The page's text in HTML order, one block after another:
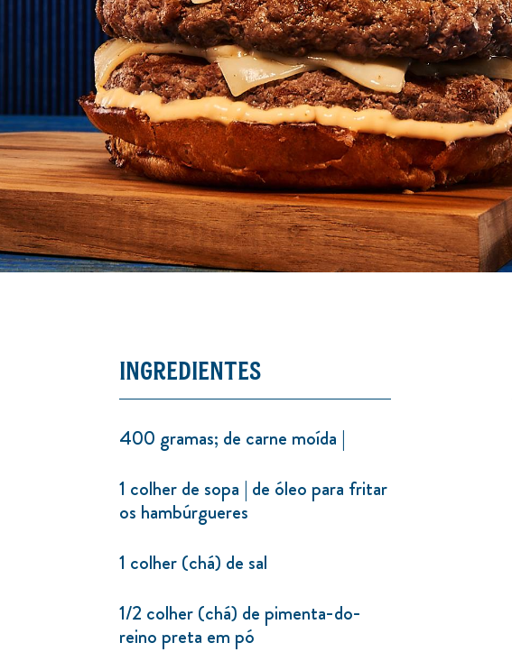
INGREDIENTES
400 gramas; de carne moída |
1 colher de sopa | de óleo para fritar
os hambúrgueres
1 colher (chá) de sal
1/2 colher (chá) de pimenta-do-
reino preta em pó